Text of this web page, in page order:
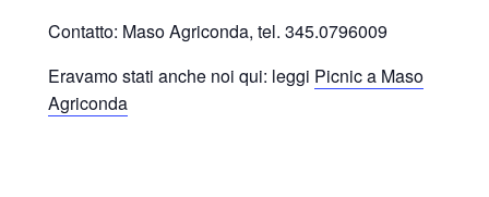
Contatto: Maso Agriconda, tel. 345.0796009
Eravamo stati anche noi qui: leggi Picnic a Maso
Agriconda